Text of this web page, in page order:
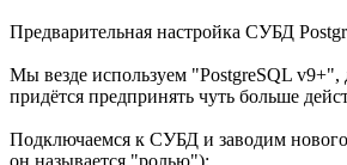
Предварительная настройка СУБД
Мы везде используем "PostgreSQL v9+",
придётся предпринять чуть больше
Подключаемся к СУБД и заводим нового
он называется "ролью"):